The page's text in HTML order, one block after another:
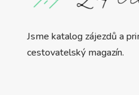
Jsme katalog zájezdů a
cestovatelský magazín.